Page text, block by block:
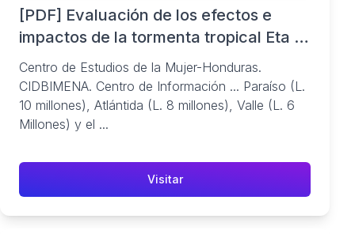
[PDF] Evaluación de los efectos e
impactos de la tormenta tropical Eta y
el ...
Centro de Estudios de la Mujer-Honduras.
CIDBIMENA. Centro de Información ... Paraíso (L.
10 millones), Atlántida (L. 8 millones), Valle (L. 6
Millones) y el ...
Visitar